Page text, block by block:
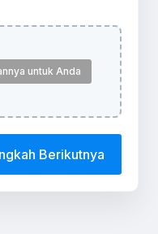
untuk Anda
Berikutnya